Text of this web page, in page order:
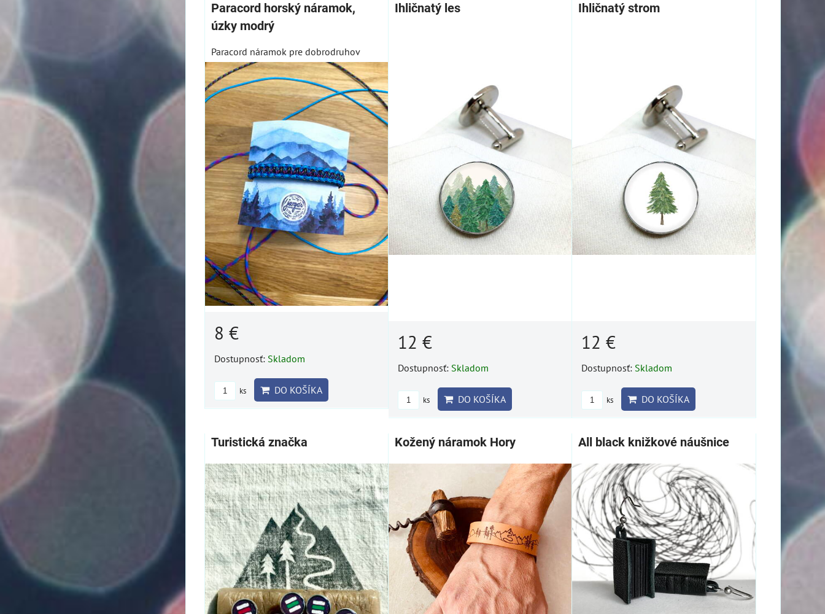
Paracord horský náramok,
úzky modrý
Paracord náramok pre dobrodruhov
8 €
Dostupnosť: Skladom
ks DO KOŠÍKA
Ihličnatý les
12 €
Dostupnosť: Skladom
ks DO KOŠÍKA
Ihličnatý strom
12 €
Dostupnosť: Skladom
ks DO KOŠÍKA
Turistická značka Kožený náramok Hory All black knižkové náušnice